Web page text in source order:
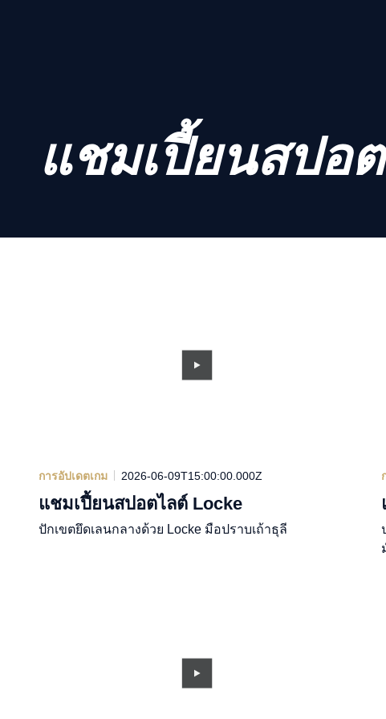
แชมเปี้ยนสปอ
การอัปเดตเกม 2026-06-09T15:00:00.000Z
แชมเปี้ยนสปอตไลต์ Locke
ปักเขตยึดเลนกลางด้วย Locke มือปราบเถ้าธุลี